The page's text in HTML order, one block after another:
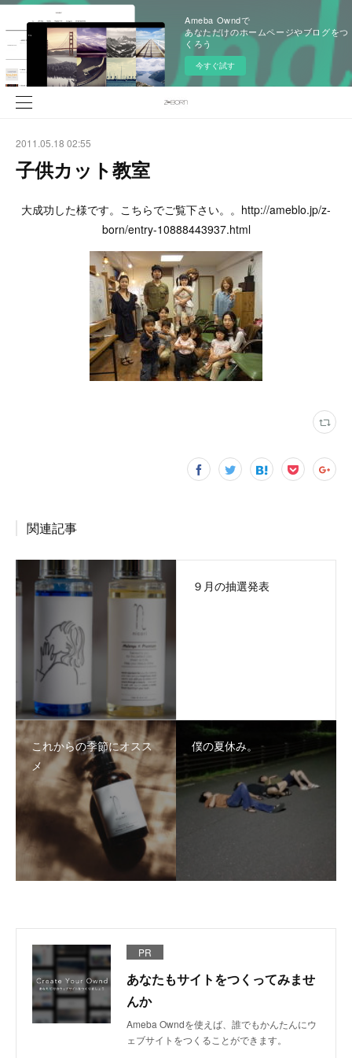
Ameba Owndで
あなただけのホームページやブログをつ
くろう
今すぐ試す
2011.05.18 02:55
子供カット教室
大成功した様です。こちらでご覧下さい。。http://ameblo.jp/z-
born/entry-10888443937.html
関連記事
９月の抽選発表
これからの季節にオスス
メ
僕の夏休み。
PR
あなたもサイトをつくってみませ
んか
Ameba Owndを使えば、誰でもかんたんにウ
ェブサイトをつくることができます。